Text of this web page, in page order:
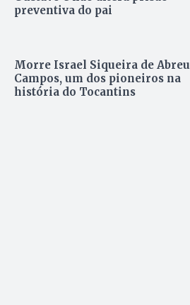
preventiva do pai
Morre Israel Siqueira de Abreu
Campos, um dos pioneiros na
história do Tocantins